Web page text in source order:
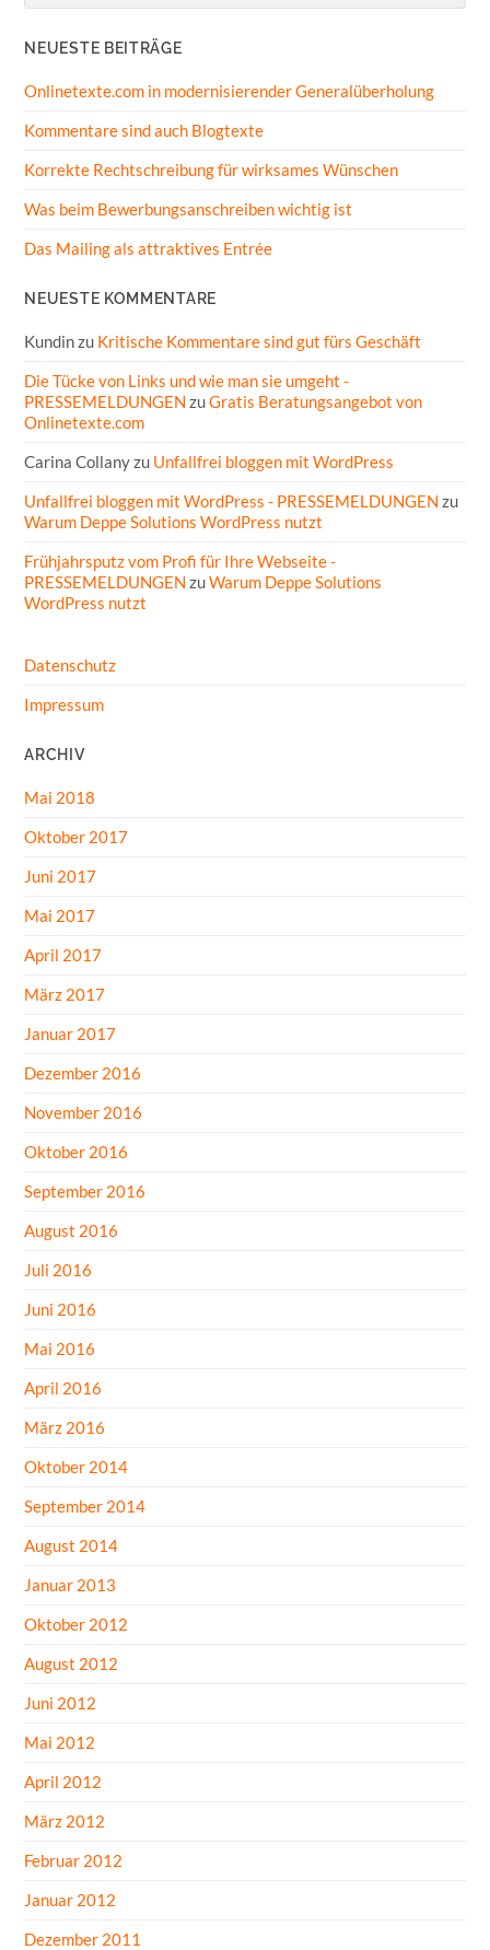
NEUESTE BEITRÄGE
Onlinetexte.com in modernisierender Generalüberholung
Kommentare sind auch Blogtexte
Korrekte Rechtschreibung für wirksames Wünschen
Was beim Bewerbungsanschreiben wichtig ist
Das Mailing als attraktives Entrée
NEUESTE KOMMENTARE
Kundinzu Kritische Kommentare sind gut fürs Geschäft
Die Tücke von Links und wie man sie umgeht -
PRESSEMELDUNGEN zuGratis Beratungsangebot von
Onlinetexte.com
Carina Collanyzu Unfallfrei bloggen mit WordPress
Unfallfrei bloggen mit WordPress - PRESSEMELDUNGEN zu
Warum Deppe Solutions WordPress nutzt
Frühjahrsputz vom Profi für Ihre Webseite -
PRESSEMELDUNGEN zuWarum Deppe Solutions
WordPress nutzt
Datenschutz
Impressum
ARCHIV
Mai 2018
Oktober 2017
Juni 2017
Mai 2017
April 2017
März 2017
Januar 2017
Dezember 2016
November 2016
Oktober 2016
September 2016
August 2016
Juli 2016
Juni 2016
Mai 2016
April 2016
März 2016
Oktober 2014
September 2014
August 2014
Januar 2013
Oktober 2012
August 2012
Juni 2012
Mai 2012
April 2012
März 2012
Februar 2012
Januar 2012
Dezember 2011